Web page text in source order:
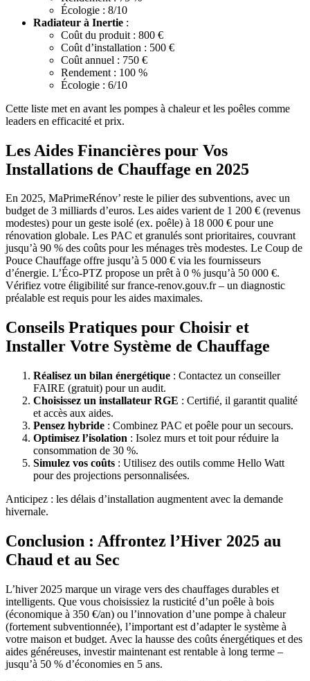
Écologie : 8/10
Radiateur à Inertie :
Coût du produit : 800 €
Coût d’installation : 500 €
Coût annuel : 750 €
Rendement : 100 %
Écologie : 6/10
Cette liste met en avant les pompes à chaleur et les poêles comme
leaders en efficacité et prix.
Les Aides Financières pour Vos
Installations de Chauffage en 2025
En 2025, MaPrimeRénov’ reste le pilier des subventions, avec un
budget de 3 milliards d’euros. Les aides varient de 1 200 € (revenus
modestes) pour un geste isolé (ex. poêle) à 18 000 € pour une
rénovation globale. Les PAC et granulés sont prioritaires, couvrant
jusqu’à 90 % des coûts pour les ménages très modestes. Le Coup de
Pouce Chauffage offre jusqu’à 5 000 € via les fournisseurs
d’énergie. L’Éco-PTZ propose un prêt à 0 % jusqu’à 50 000 €.
Vérifiez votre éligibilité sur france-renov.gouv.fr – un diagnostic
préalable est requis pour les aides maximales.
Conseils Pratiques pour Choisir et
Installer Votre Système de Chauffage
Réalisez un bilan énergétique : Contactez un conseiller
FAIRE (gratuit) pour un audit.
Choisissez un installateur RGE : Certifié, il garantit qualité
et accès aux aides.
Pensez hybride : Combinez PAC et poêle pour un secours.
Optimisez l’isolation : Isolez murs et toit pour réduire la
consommation de 30 %.
Simulez vos coûts : Utilisez des outils comme Hello Watt
pour des projections personnalisées.
Anticipez : les délais d’installation augmentent avec la demande
hivernale.
Conclusion : Affrontez l’Hiver 2025 au
Chaud et au Sec
L’hiver 2025 marque un virage vers des chauffages durables et
intelligents. Que vous choisissiez la rusticité d’un poêle à bois
(économique à 350 €/an) ou l’innovation d’une pompe à chaleur
(fortement subventionnée), l’important est d’adapter le système à
votre maison et budget. Avec la hausse des coûts énergétiques et des
aides généreuses, investir maintenant est rentable à long terme –
jusqu’à 50 % d’économies en 5 ans.